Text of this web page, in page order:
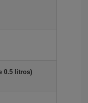
0.5 litros)